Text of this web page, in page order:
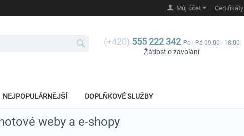
Certifikáty
Můj účet
(+420) 555 222 342 Po - Pá 09:00 - 18:00
Žádost o zavolání
NEJPOPULÁRNĚJŠÍ DOPLŇKOVÉ SLUŽBY
weby a e-shopy